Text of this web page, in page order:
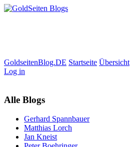
GoldseitenBlog.DE Startseite Übersicht
Log in
Alle Blogs
Gerhard Spannbauer
Matthias Lorch
Jan Kneist